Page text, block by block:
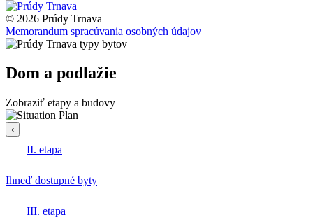
© 2026 Prúdy Trnava
Memorandum spracúvania osobných údajov
Dom a podlažie
Zobraziť etapy a budovy
‹
II. etapa
Ihneď dostupné byty
III. etapa